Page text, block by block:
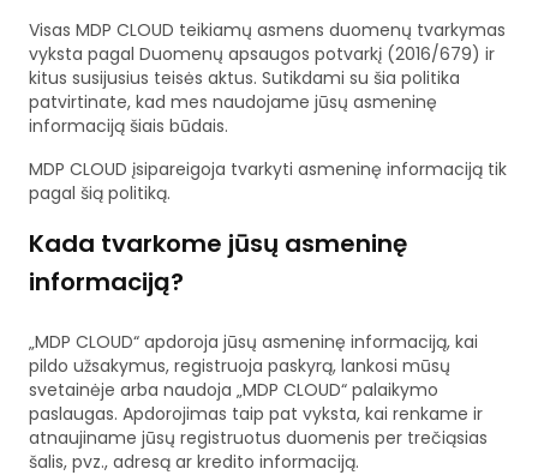
Visas MDP CLOUD teikiamų asmens duomenų tvarkymas
vyksta pagal Duomenų apsaugos potvarkį (2016/679) ir
kitus susijusius teisės aktus. Sutikdami su šia politika
patvirtinate, kad mes naudojame jūsų asmeninę
informaciją šiais būdais.
MDP CLOUD įsipareigoja tvarkyti asmeninę informaciją tik
pagal šią politiką.
Kada tvarkome jūsų asmeninę
informaciją?
„MDP CLOUD“ apdoroja jūsų asmeninę informaciją, kai
pildo užsakymus, registruoja paskyrą, lankosi mūsų
svetainėje arba naudoja „MDP CLOUD“ palaikymo
paslaugas. Apdorojimas taip pat vyksta, kai renkame ir
atnaujiname jūsų registruotus duomenis per trečiąsias
šalis, pvz., adresą ar kredito informaciją.